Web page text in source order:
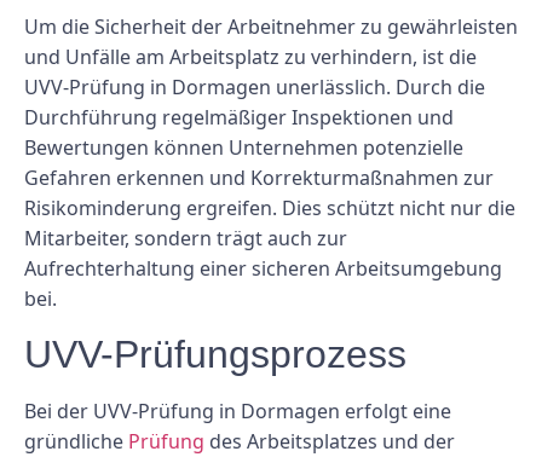
Um die Sicherheit der Arbeitnehmer zu gewährleisten
und Unfälle am Arbeitsplatz zu verhindern, ist die
UVV-Prüfung in Dormagen unerlässlich. Durch die
Durchführung regelmäßiger Inspektionen und
Bewertungen können Unternehmen potenzielle
Gefahren erkennen und Korrekturmaßnahmen zur
Risikominderung ergreifen. Dies schützt nicht nur die
Mitarbeiter, sondern trägt auch zur
Aufrechterhaltung einer sicheren Arbeitsumgebung
bei.
UVV-Prüfungsprozess
Bei der UVV-Prüfung in Dormagen erfolgt eine
gründliche Prüfung des Arbeitsplatzes und der